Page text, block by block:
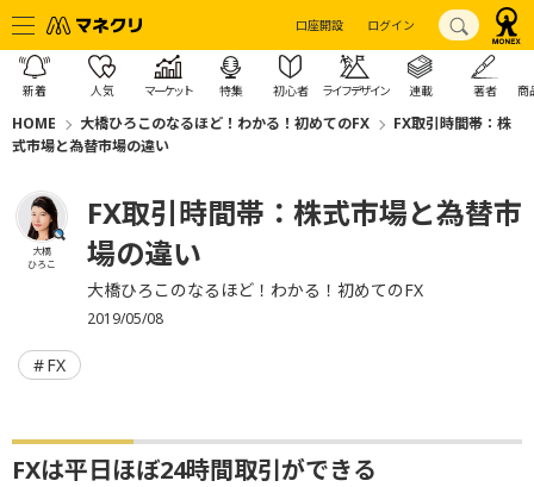
口座開設 ログイン
新着 人気 マーケット 特集 初心者 ライフデザイン 連載 著者 商
HOME 大橋ひろこのなるほど！わかる！初めてのFX
FX取引時間帯：株
式市場と為替市場の違い
大橋
ひろこ
FX取引時間帯：株式市場と為替市
場の違い
大橋ひろこのなるほど！わかる！初めてのFX
2019/05/08
FX
FXは平日ほぼ24時間取引ができる